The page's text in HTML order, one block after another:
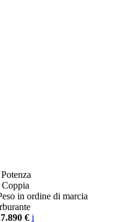
Potenza
Coppia
in ordine di marcia
€ i